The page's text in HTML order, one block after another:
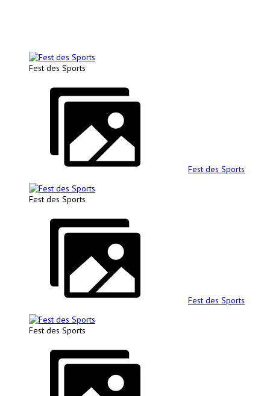
Fest des Sports
Fest des Sports
Fest des Sports
Fest des Sports
Fest des Sports